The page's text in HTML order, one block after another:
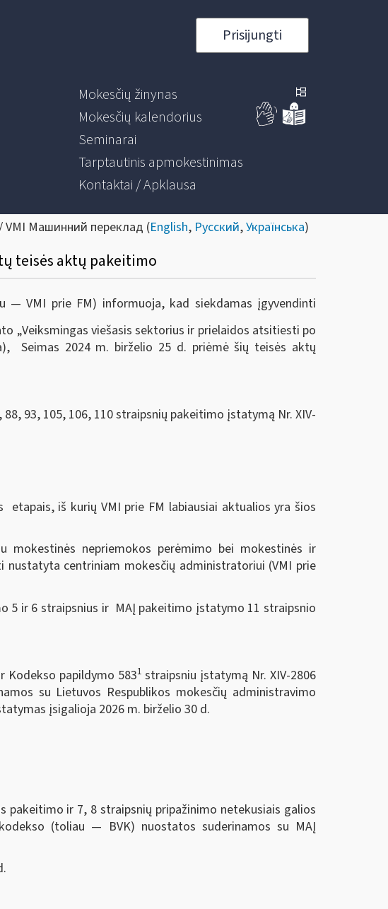
Prisijungti
Mokesčių žinynas
Mokesčių kalendorius
Seminarai
Tarptautinis apmokestinimas
Kontaktai / Apklausa
Машинний переклад (English, Русский,Українська)
teisės aktų pakeitimo
— VMI prie FM) informuoja, kad siekdamas įgyvendinti
„Veiksmingas viešasis sektorius ir prielaidos atsitiesti po
Seimas 2024 m. birželio 25 d. priėmė šių teisės aktų
93, 105, 106, 110 straipsnių pakeitimo įstatymą Nr. XIV-
iš kurių VMI prie FM labiausiai aktualios yra šios
nepriemokos perėmimo bei mokestinės ir
centriniam mokesčių administratoriui (VMI prie
ir 6 straipsnius ir MAĮ pakeitimo įstatymo 11 straipsnio
Kodekso papildymo 5831 straipsniu įstatymą Nr. XIV-2806
su Lietuvos Respublikos mokesčių administravimo
įsigalioja 2026 m. birželio 30 d.
ir 7, 8 straipsnių pripažinimo netekusiais galios
(toliau — BVK) nuostatos suderinamos su MAĮ